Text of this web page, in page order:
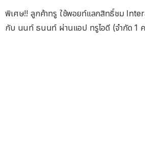
พิเศษ!! ลูกค้าทรู ใช้พอยท์แลกสิทธิ์ชม
กับ นนท์ ธนนท์ ผ่านแอป ทรูไอดี (จำกัด 1